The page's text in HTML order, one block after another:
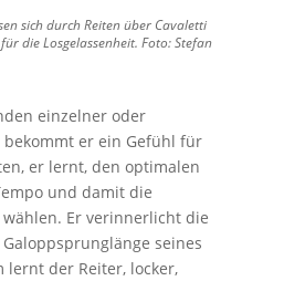
sich durch Reiten über Cavaletti
die Losgelassenheit. Foto: Stefan
einzelner oder
er ein Gefühl für
er lernt, den optimalen
und damit die
Er verinnerlicht die
seines
lernt der Reiter, locker,